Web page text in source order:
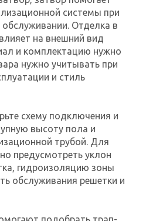
системы при
обслуживании. Отделка в
на внешний вид
и комплектацию нужно
нужно учитывать при
и стиль
схему подключения и
высоту пола и
трубой. Для
предусмотреть уклон
гидроизоляцию зоны
обслуживания решетки и